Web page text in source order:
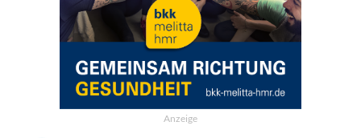
Anzeige